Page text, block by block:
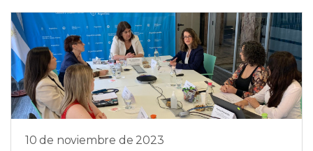
10 de noviembre de 2023